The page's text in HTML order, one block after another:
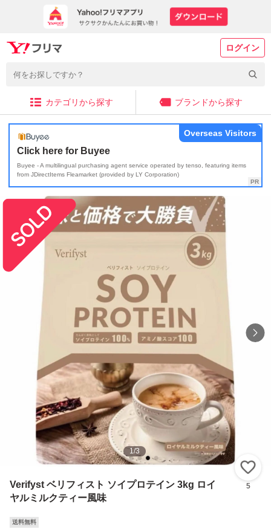
ログイン
カテゴリから探す ブランドから探す
Click here for Buyee
Buyee - A multilingual purchasing agent service operated by tenso, featuring items
from JDirectItems Fleamarket (provided by LY Corporation)
Overseas Visitors
1/3
Verifyst ベリフィスト ソイプロテイン 3kg ロイ
ヤルミルクティー風味
5
送料無料